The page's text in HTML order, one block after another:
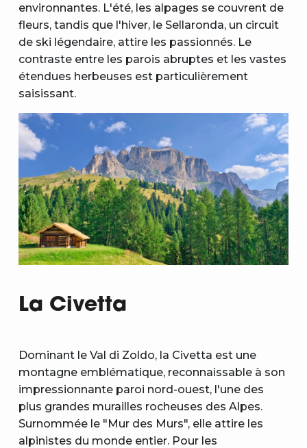
environnantes. L'été, les alpages se couvrent de
fleurs, tandis que l'hiver, le Sellaronda, un circuit
de ski légendaire, attire les passionnés. Le
contraste entre les parois abruptes et les vastes
étendues herbeuses est particulièrement
saisissant.
La Civetta
Dominant le Val di Zoldo, la Civetta est une
montagne emblématique, reconnaissable à son
impressionnante paroi nord-ouest, l'une des
plus grandes murailles rocheuses des Alpes.
Surnommée le "Mur des Murs", elle attire les
alpinistes du monde entier. Pour les